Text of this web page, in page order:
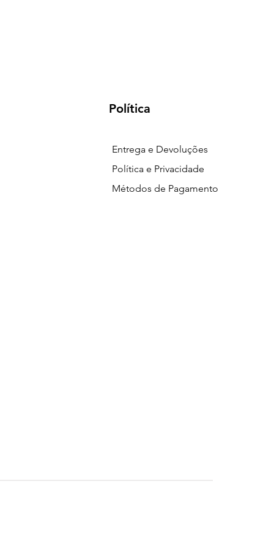
Política
Entrega e Devoluções
Política e Privacidade
Métodos de Pagamento